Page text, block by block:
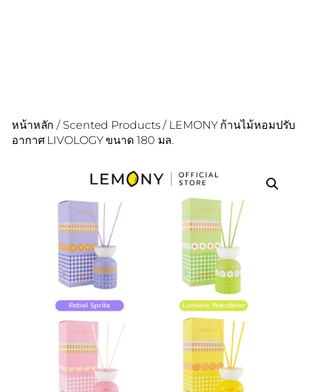
หน้าหลัก / Scented Products / LEMONY ก้านไม้หอมปรับ
อากาศ LIVOLOGY ขนาด 180 มล.